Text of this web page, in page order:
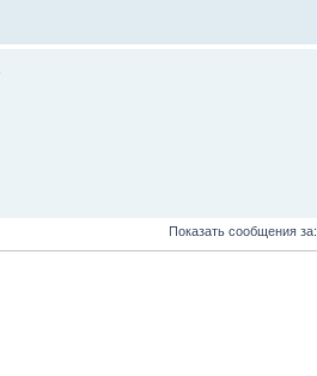
Показать сообщения за: